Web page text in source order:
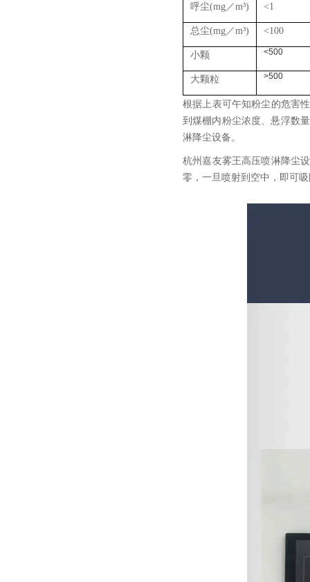
呼尘(mg／m³) <1
总尘(mg／m³) <100
小颗 <500
大颗粒 >500
根据上表可午知粉尘的危害
到煤棚内粉尘浓度、悬浮数
淋降尘设备。
杭州嘉友雾王高压喷淋降尘
零，一旦喷射到空中，即可